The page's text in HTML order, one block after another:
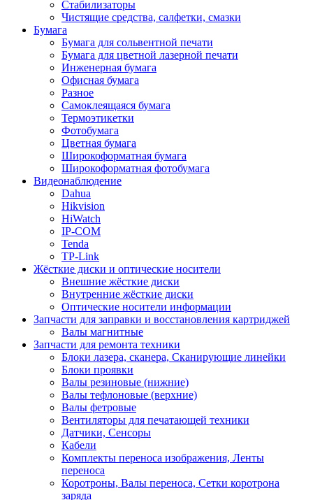
Стабилизаторы
Чистящие средства, салфетки, смазки
Бумага
Бумага для сольвентной печати
Бумага для цветной лазерной печати
Инженерная бумага
Офисная бумага
Разное
Самоклеящаяся бумага
Термоэтикетки
Фотобумага
Цветная бумага
Широкоформатная бумага
Широкоформатная фотобумага
Видеонаблюдение
Dahua
Hikvision
HiWatch
IP-COM
Tenda
TP-Link
Жёсткие диски и оптические носители
Внешние жёсткие диски
Внутренние жёсткие диски
Оптические носители информации
Запчасти для заправки и восстановления картриджей
Валы магнитные
Запчасти для ремонта техники
Блоки лазера, сканера, Сканирующие линейки
Блоки проявки
Валы резиновые (нижние)
Валы тефлоновые (верхние)
Валы фетровые
Вентиляторы для печатающей техники
Датчики, Сенсоры
Кабели
Комплекты переноса изображения, Ленты
переноса
Коротроны, Валы переноса, Сетки коротрона
заряда